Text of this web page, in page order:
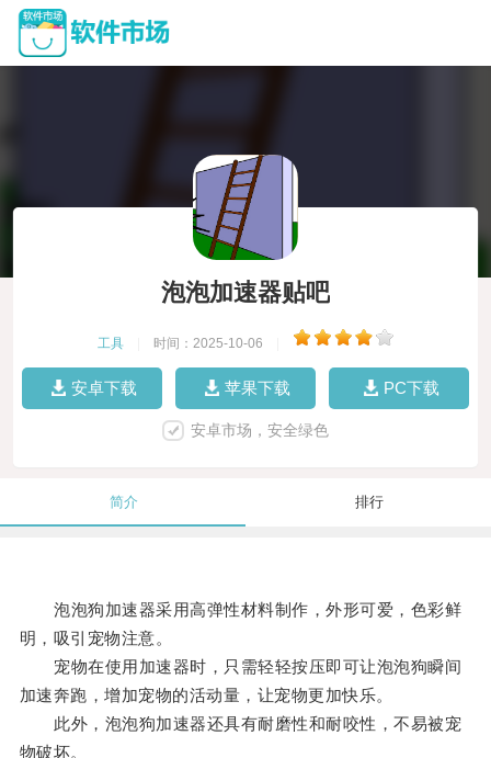
泡泡加速器贴吧
工具 时间：2025-10-06
安卓下载 苹果下载 PC下载
安卓市场，安全绿色
简介 排行
泡泡狗加速器采用高弹性材料制作，外形可爱，色彩鲜
明，吸引宠物注意。
宠物在使用加速器时，只需轻轻按压即可让泡泡狗瞬间
加速奔跑，增加宠物的活动量，让宠物更加快乐。
此外，泡泡狗加速器还具有耐磨性和耐咬性，不易被宠
物破坏。